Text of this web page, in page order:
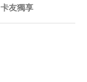
卡友獨享